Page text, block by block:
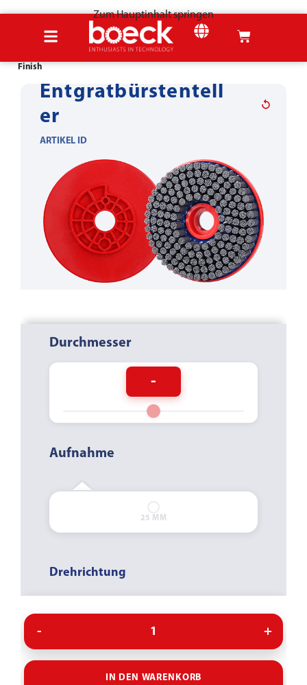
Zum Hauptinhalt springen
Finish
Entgratbürstentell
er
ARTIKEL ID
Durchmesser
-
Aufnahme
25 MM
Drehrichtung
IN DEN WARENKORB